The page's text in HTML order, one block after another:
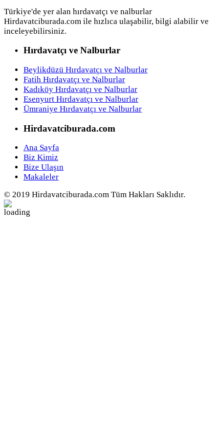
Türkiye'de yer alan hırdavatçı ve nalburlar
Hirdavatciburada.com ile hızlıca ulaşabilir, bilgi alabilir ve
inceleyebilirsiniz.
Hırdavatçı ve Nalburlar
Beylikdüzü Hırdavatçı ve Nalburlar
Fatih Hırdavatçı ve Nalburlar
Kadıköy Hırdavatçı ve Nalburlar
Esenyurt Hırdavatçı ve Nalburlar
Ümraniye Hırdavatçı ve Nalburlar
Hirdavatciburada.com
Ana Sayfa
Biz Kimiz
Bize Ulaşın
Makaleler
© 2019 Hirdavatciburada.com Tüm Hakları Saklıdır.